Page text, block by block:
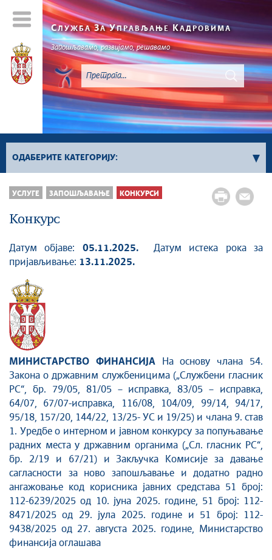
СЛУЖБА ЗАУПРАВЉАЊЕ КАДРОВИМА
Запошљавамо, развијамо, решавамо
ОДАБЕРИТЕ КАТЕГОРИЈУ:
Конкурси за попуњавање положаја
Конкурси за попуњавање извршилачких
радних места
Конкурси органа ван државне управе
УСЛУГЕ ЗАПОШЉАВАЊЕ КОНКУРСИ
Конкурс
Датум објаве: 05.11.2025.Датум истека рока за
пријављивање: 13.11.2025.
МИНИСТАРСТВО ФИНАНСИЈА На основу члана 54.
Закона о државним службеницима („Службени гласник
РС“, бр. 79/05, 81/05 – исправка, 83/05 – исправка,
64/07, 67/07-исправка, 116/08, 104/09, 99/14, 94/17,
95/18, 157/20, 144/22, 13/25- УС и 19/25) и члана 9. став
1. Уредбе о интерном и јавном конкурсу за попуњавање
радних места у државним органима („Сл. гласник РС“,
бр. 2/19 и 67/21) и Закључка Комисије за давање
сагласности за ново запошљавање и додатно радно
ангажовање код корисника јавних средстава 51 број:
112-6239/2025 од 10. јуна 2025. године, 51 број: 112-
8471/2025 од 29. јула 2025. године и 51 број: 112-
9438/2025 од 27. августа 2025. године, Министарство
финансија оглашава